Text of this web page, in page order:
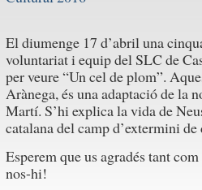
El diumenge 17 d’abril una
voluntariat i equip del SLC de
per veure “Un cel de plom”.
Arànega, és una adaptació de la
Martí. S’hi explica la vida de
catalana del camp d’extermini de
Esperem que us agradés tant
nos-hi!